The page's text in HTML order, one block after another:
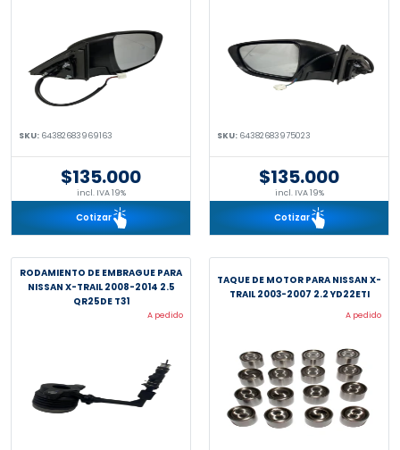
SKU: 64382683969163
$135.000
incl. IVA 19%
Cotizar
SKU: 64382683975023
$135.000
incl. IVA 19%
Cotizar
RODAMIENTO DE EMBRAGUE PARA
NISSAN X-TRAIL 2008-2014 2.5
QR25DE T31
A pedido
TAQUE DE MOTOR PARA NISSAN X-
TRAIL 2003-2007 2.2 YD22ETI
A pedido